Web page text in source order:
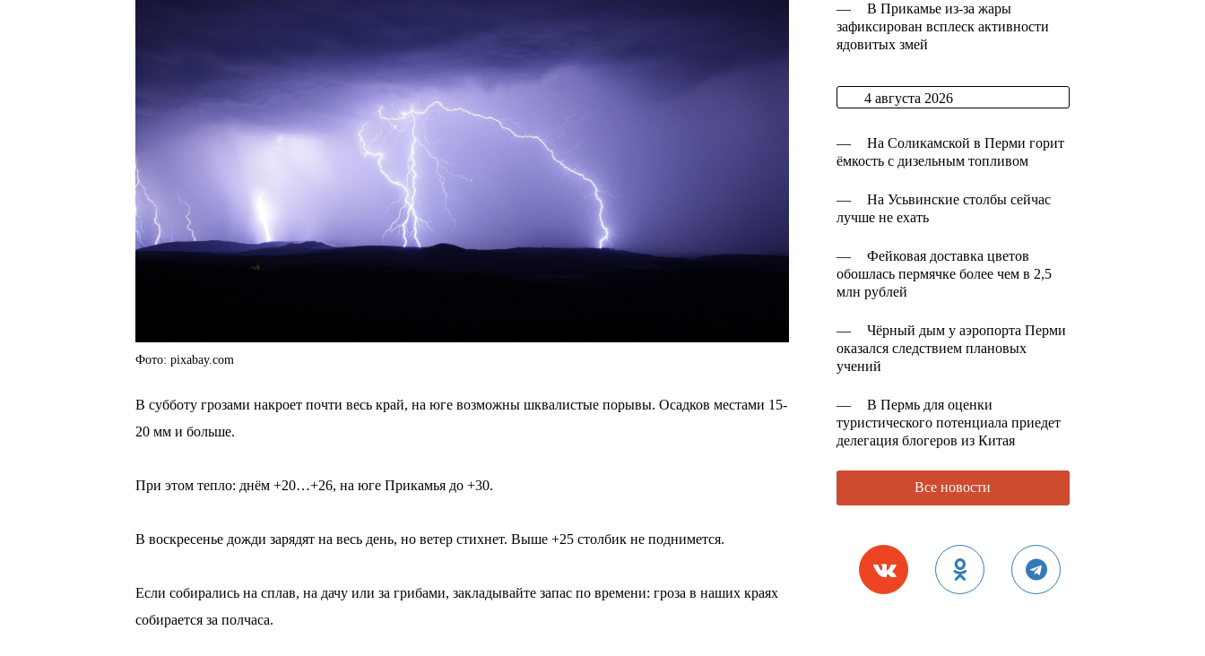
Фото: pixabay.com
В субботу грозами накроет почти весь край, на юге возможны шквалистые порывы. Осадков местами 15-
20 мм и больше.
При этом тепло: днём +20…+26, на юге Прикамья до +30.
В воскресенье дожди зарядят на весь день, но ветер стихнет. Выше +25 столбик не поднимется.
Если собирались на сплав, на дачу или за грибами, закладывайте запас по времени: гроза в наших краях
собирается за полчаса.
—
В Прикамье из-за жары
зафиксирован всплеск активности
ядовитых змей
4 августа 2026
—
На Соликамской в Перми горит
ёмкость с дизельным топливом
—
На Усьвинские столбы сейчас
лучше не ехать
—
Фейковая доставка цветов
обошлась пермячке более чем в 2,5
млн рублей
—
Чёрный дым у аэропорта Перми
оказался следствием плановых
учений
—
В Пермь для оценки
туристического потенциала приедет
делегация блогеров из Китая
Все новости